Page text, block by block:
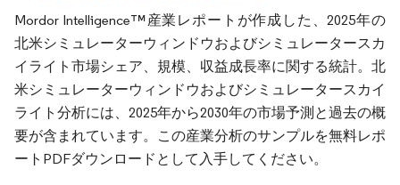
Mordor Intelligence™産業レポートが作成した、2025年の
北米シミュレーターウィンドウおよびシミュレータースカ
イライト市場シェア、規模、収益成長率に関する統計。北
米シミュレーターウィンドウおよびシミュレータースカイ
ライト分析には、2025年から2030年の市場予測と過去の概
要が含まれています。この産業分析のサンプルを無料レポ
ートPDFダウンロードとして入手してください。